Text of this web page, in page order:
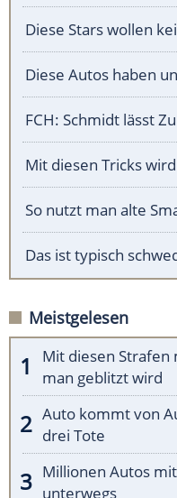
Diese Stars wollen
Diese Autos haben
FCH: Schmidt lässt
Mit diesen Tricks
So nutzt man alte
Das ist typisch
Meistgelesen
Mit diesen Strafen
man geblitzt wird
Auto kommt von
drei Tote
Millionen Autos
unterwegs